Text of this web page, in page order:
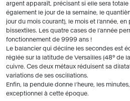
argent apparaît, précisant si elle sera
également le jour de la semaine, le
jour du mois courant), le mois et l’année,
bissextiles. Les quatre cases de l’année
fonctionnement de 9999 ans !
Le balancier qui décline les secondes est
réglée sur la latitude de Versailles (48° de
cuivre. Ces deux métaux réduisent sa
variations de ses oscillations.
Enfin, la pendule donne l’heure, les
exceptionnel à cette époque.